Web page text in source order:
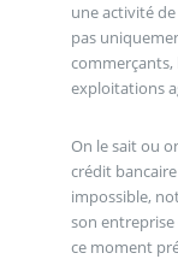
une activité
pas
commerçants,
exploitations
On le sait ou
crédit
impossible,
son entreprise
ce moment